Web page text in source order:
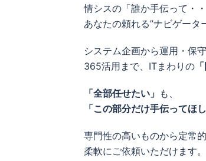
情シスの「誰か手伝って・
あなたの頼れる”ナビゲータ
システム企画から運用・保
365活用まで、ITまわりの
「全部任せたい」 も、
「この部分だけ手伝ってほし
専門性の高いものから定常
柔軟にご依頼いただけます。